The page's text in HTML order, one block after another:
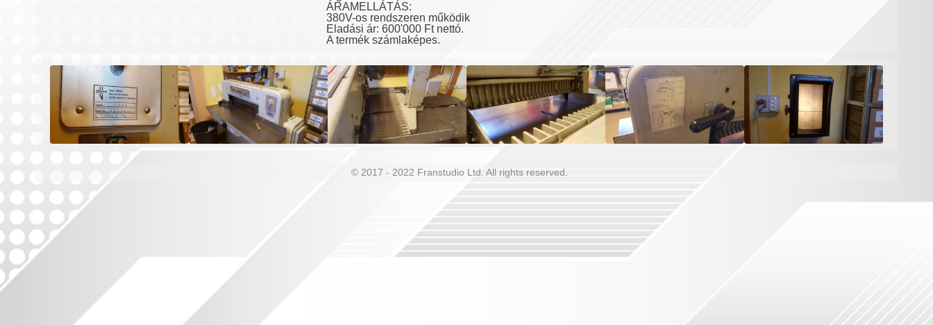
ÁRAMELLÁTÁS:
380V-os rendszeren működik
Eladási ár: 600'000 Ft nettó.
A termék számlaképes.
© 2017 - 2022 Franstudio Ltd. All rights reserved